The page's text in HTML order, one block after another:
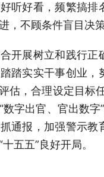
听好看，频繁搞
，不顾条件盲目决
开展树立和践行
踏实实干事创业
估，合理设定目标
字出官、官出数
通报，加强警示
五五”良好开局。